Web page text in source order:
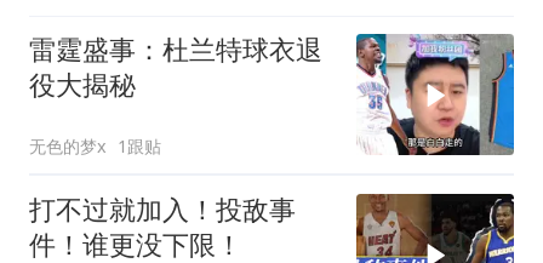
雷霆盛事：杜兰特球衣退
役大揭秘
无色的梦x 1跟贴
打不过就加入！投敌事
件！谁更没下限！